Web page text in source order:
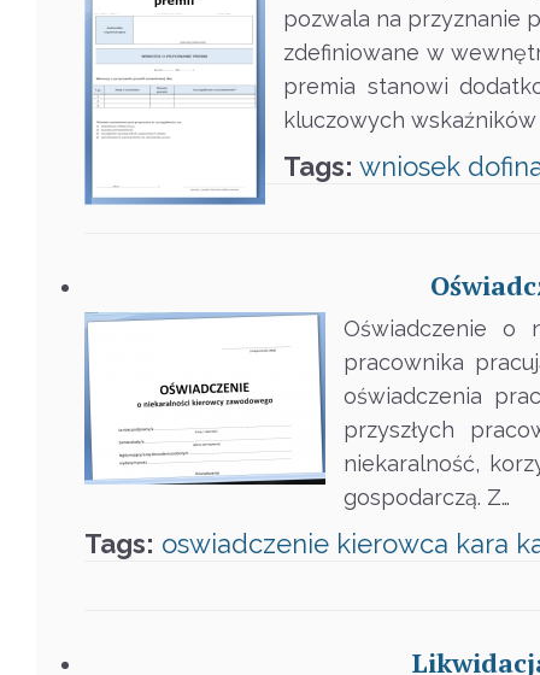
pozwala na przyznanie
zdefiniowane w
premia stanowi
kluczowych wskaźników
Tags: wniosek
Oświadczenie o
pracownika
oświadczenia
przyszłych
niekaralność,
gospodarczą. Z…
Tags: oswiadczenie kierowca kara